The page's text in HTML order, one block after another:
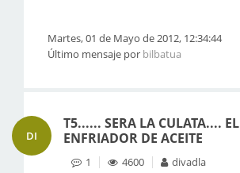
Martes, 01 de Mayo de 2012, 12:34:44
Último mensaje por bilbatua
DI
T5...... SERA LA CULATA.... EL
ENFRIADOR DE ACEITE
1 4600 divadla